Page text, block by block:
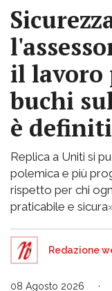
il lavoro
buchi
è
Replica a Uniti si
polemica e più
rispetto per chi
praticabile e
Redazione
08 Agosto 2026